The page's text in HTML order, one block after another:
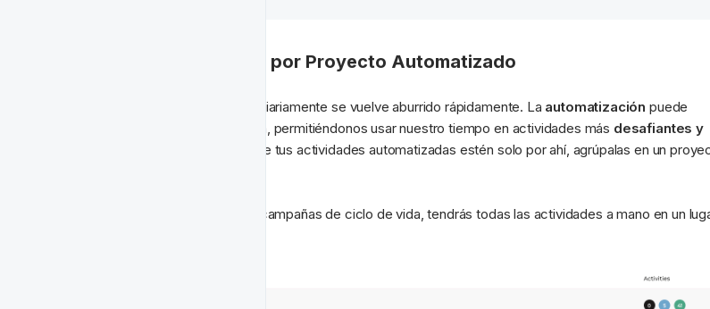
🗂 Organizar Proyectos por Proyecto Automatizado
Ejecutar actividades recurrentes diariamente se vuelve aburrido rápidamente. La automatización puede
resolver fácilmente este problema, permitiéndonos usar nuestro tiempo en actividades más desafiantes y
. Pero no quieres que tus actividades automatizadas estén solo por ahí, agrúpalas en un
Cuando se trata de actualizar tus campañas de ciclo de vida, tendrás todas las actividades a mano en un